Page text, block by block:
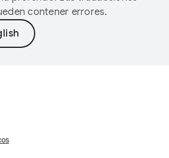
contener errores.